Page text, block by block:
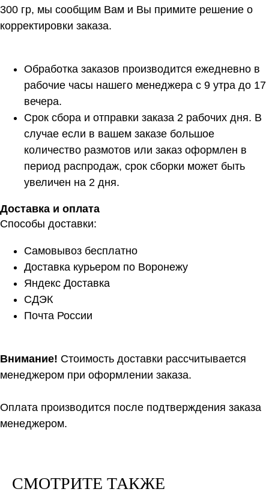
300 гр, мы сообщим Вам и Вы примите решение о
корректировки заказа.
Обработка заказов производится ежедневно в
рабочие часы нашего менеджера с 9 утра до 17
вечера.
Срок сбора и отправки заказа 2 рабочих дня. В
случае если в вашем заказе большое
количество размотов или заказ оформлен в
период распродаж, срок сборки может быть
увеличен на 2 дня.
Доставка и оплата
Способы доставки:
Самовывоз бесплатно
Доставка курьером по Воронежу
Яндекс Доставка
СДЭК
Почта России
Внимание! Стоимость доставки рассчитывается
менеджером при оформлении заказа.
Оплата производится после подтверждения заказа
менеджером.
СМОТРИТЕ ТАКЖЕ